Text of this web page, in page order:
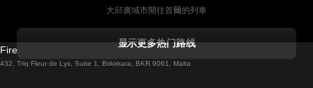
大邱廣域市開往首爾的列車
都柏林開往戈尔韦的列車
显示更多热门路线
Firebird GT Limited (OC 1451)
432, Triq Fleur de Lys, Suite 1, Birkirkara, BKR 9061, Malta